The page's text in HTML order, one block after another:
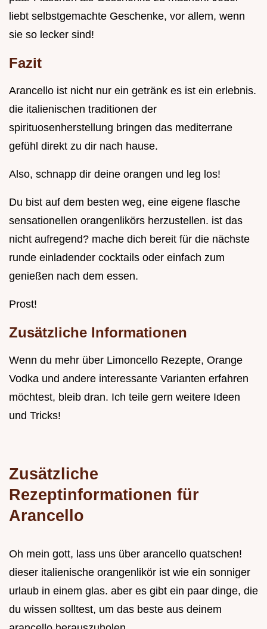
liebt selbstgemachte Geschenke, vor allem, wenn
sie so lecker sind!
Fazit
Arancello ist nicht nur ein getränk es ist ein erlebnis.
die italienischen traditionen der
spirituosenherstellung bringen das mediterrane
gefühl direkt zu dir nach hause.
Also, schnapp dir deine orangen und leg los!
Du bist auf dem besten weg, eine eigene flasche
sensationellen orangenlikörs herzustellen. ist das
nicht aufregend? mache dich bereit für die nächste
runde einladender cocktails oder einfach zum
genießen nach dem essen.
Prost!
Zusätzliche Informationen
Wenn du mehr über Limoncello Rezepte, Orange
Vodka und andere interessante Varianten erfahren
möchtest, bleib dran. Ich teile gern weitere Ideen
und Tricks!
Zusätzliche
Rezeptinformationen für
Arancello
Oh mein gott, lass uns über arancello quatschen!
dieser italienische orangenlikör ist wie ein sonniger
urlaub in einem glas. aber es gibt ein paar dinge, die
du wissen solltest, um das beste aus deinem